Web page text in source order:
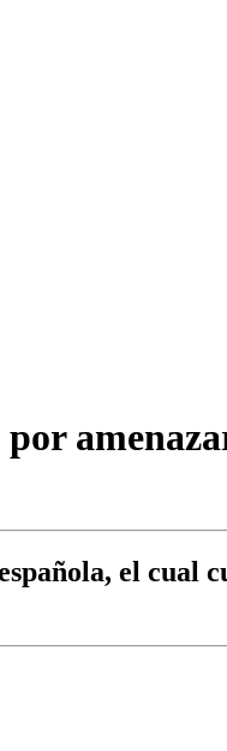
el cual